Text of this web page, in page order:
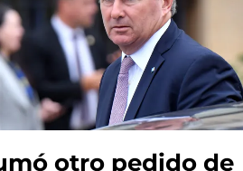
otro pedido de